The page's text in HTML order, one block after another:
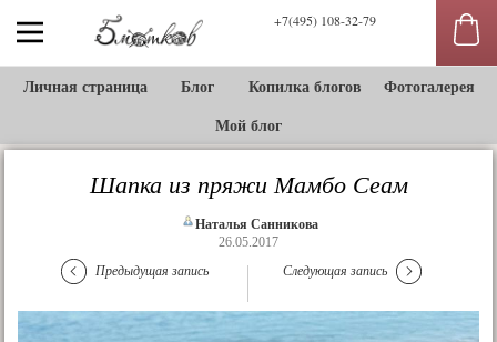
+7(495) 108-32-79
Sidebar
Личная страница Блог Копилка блогов
Фотогалерея
Мой блог
Шапка из пряжи Мамбо Сеам
Наталья Санникова
26.05.2017
Предыдущая запись Следующая запись